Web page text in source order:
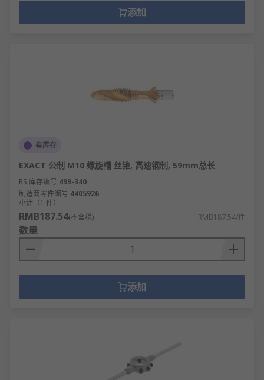
添加
有库存
EXACT 公制 M10 螺旋槽 丝锥, 高速钢制, 59mm总长
RS 库存编号 499-340
制造商零件编号 4405926
小计（1 件）
RMB187.54(不含税) RMB187.54/件
数量
添加